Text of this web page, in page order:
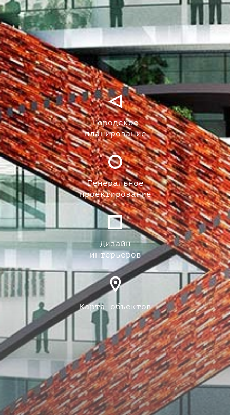
Городское
планирование
Генеральное
проектирование
Дизайн
интерьеров
Карта объектов